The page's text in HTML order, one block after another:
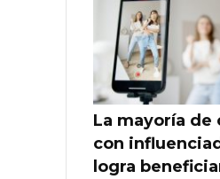
La mayoría de
con
logra